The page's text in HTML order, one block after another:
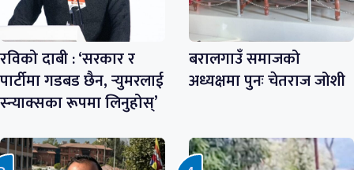
रविको दाबी : ‘सरकार र
पार्टीमा गडबड छैन, र्‍युमरलाई
स्न्याक्सका रूपमा लिनुहोस्’
बरालगाउँ समाजको
अध्यक्षमा पुनः चेतराज जोशी